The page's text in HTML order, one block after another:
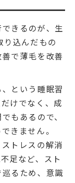
きるのが、生
り込んだもの
で薄毛を改善
という睡眠習
けでなく、成
もあるので、
きません。
トレスの解消
足など、スト
るため、意識